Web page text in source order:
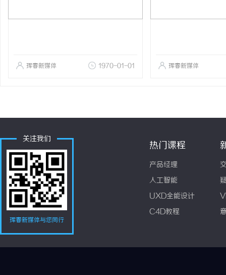
珲春新媒体 1970-01-01 珲春新媒体
关注我们
珲春新媒体与您同行
热门课程
产品经理
人工智能
UXD全能设计
C4D教程